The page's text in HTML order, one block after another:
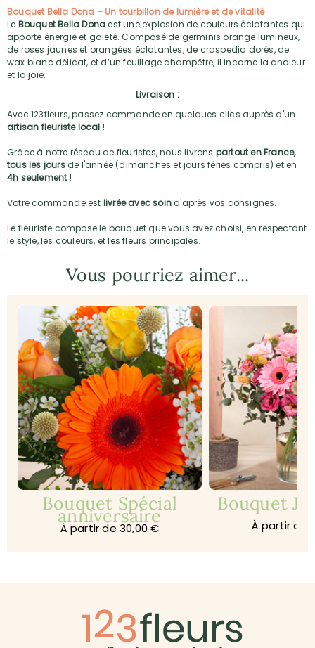
Bouquet Bella Dona – Un tourbillon de lumière et de vitalité
Le Bouquet Bella Donaest une explosion de couleurs éclatantes qui
apporte énergie et gaieté. Composé de germinis orange lumineux,
de roses jaunes et orangées éclatantes, de craspedia dorés, de
wax blanc délicat, et d’un feuillage champêtre, il incarne la chaleur
et la joie.
Livraison :
Avec 123fleurs, passez commande en quelques clics auprès d'un
artisan fleuriste local !
Grâce à notre réseau de fleuristes, nous livrons partout en France,
tous les joursde l'année (dimanches et jours fériés compris) et en
4h seulement!
Votre commande est livrée avec soind'après vos consignes.
Le fleuriste compose le bouquet que vous avez choisi, en respectant
le style, les couleurs, et les fleurs principales.
Vous pourriez aimer...
Bouquet Spécial
anniversaire
À partir de 30,00 €
Bouquet
À partir de